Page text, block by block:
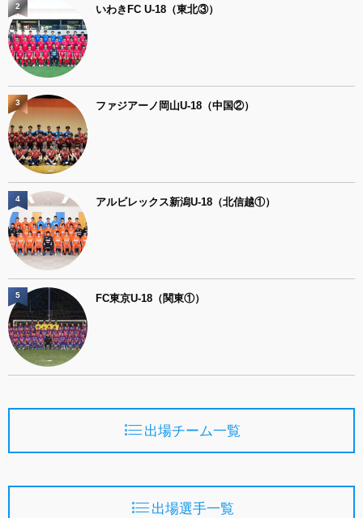
いわきFC U-18（東北③）
2
ファジアーノ岡山U-18（中国②）
3
アルビレックス新潟U-18（北信越①）
4
FC東京U-18（関東①）
5
出場チーム一覧
出場選手一覧